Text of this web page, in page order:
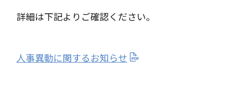
詳細は下記よりご確認ください。
人事異動に関するお知らせ